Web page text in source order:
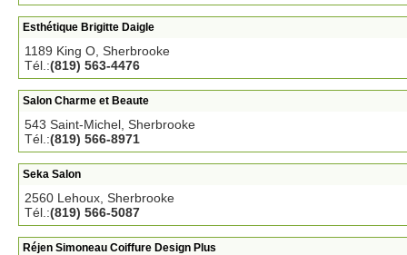
Esthétique Brigitte Daigle
1189 King O, Sherbrooke
Tél.:(819) 563-4476
Salon Charme et Beaute
543 Saint-Michel, Sherbrooke
Tél.:(819) 566-8971
Seka Salon
2560 Lehoux, Sherbrooke
Tél.:(819) 566-5087
Réjen Simoneau Coiffure Design Plus